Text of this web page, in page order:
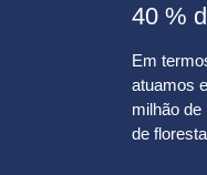
40 %
Em
atuamos
milhão
de